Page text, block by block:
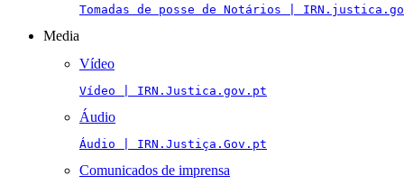
Tomadas de posse de Notários |
Media
Vídeo
Vídeo | IRN.Justica.gov.pt
Áudio
Áudio | IRN.Justiça.Gov.pt
Comunicados de imprensa